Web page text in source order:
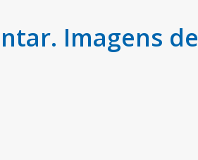
Imagens de